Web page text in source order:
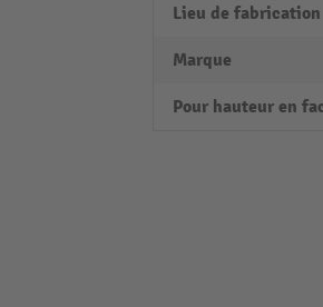
Lieu de fabrication
Marque
Pour hauteur en